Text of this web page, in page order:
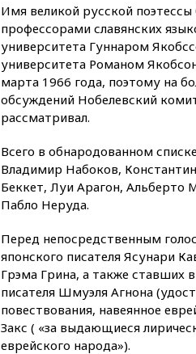
Имя великой русской
профессорами славянских
университета Гуннаром
университета Романом
марта 1966 года, поэтому на
обсуждений Нобелевский
рассматривал.
Всего в обнародованном
Владимир Набоков,
Беккет, Луи Арагон, Альберто
Пабло Неруда.
Перед непосредственным
японского писателя Ясунари
Грэма Грина, а также ставших
писателя Шмуэля Агнона
повествования, навеянное
Закс ( «за выдающиеся
еврейского народа»).